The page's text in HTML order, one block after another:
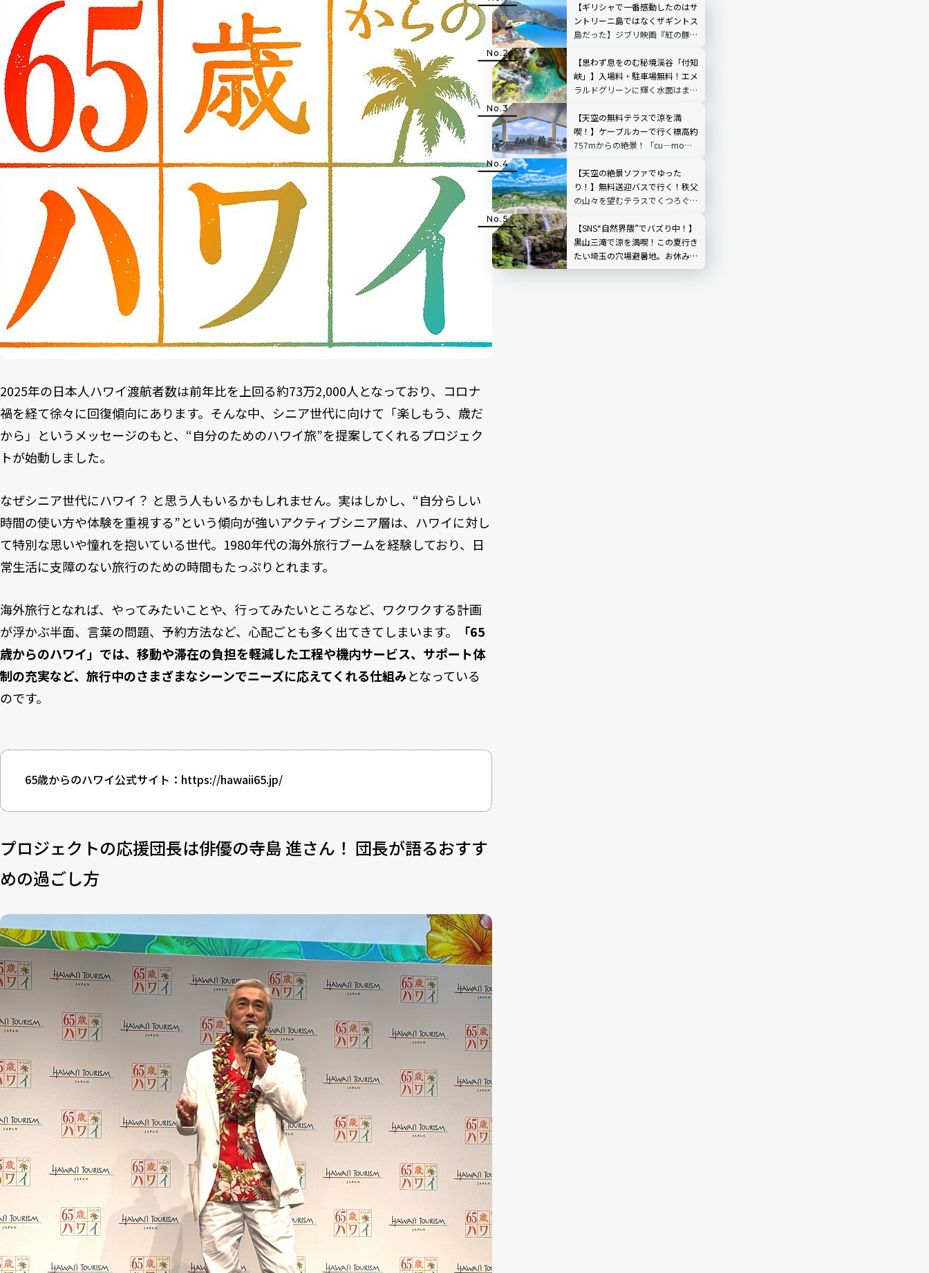
2025年の日本人ハワイ渡航者数は前年比を上回る約73万2,000人となっており、コロナ
禍を経て徐々に回復傾向にあります。そんな中、シニア世代に向けて「楽しもう、歳だ
から」というメッセージのもと、“自分のためのハワイ旅”を提案してくれるプロジェク
トが始動しました。
なぜシニア世代にハワイ？ と思う人もいるかもしれません。実はしかし、“自分らしい
時間の使い方や体験を重視する”という傾向が強いアクティブシニア層は、ハワイに対し
て特別な思いや憧れを抱いている世代。1980年代の海外旅行ブームを経験しており、日
常生活に支障のない旅行のための時間もたっぷりとれます。
海外旅行となれば、やってみたいことや、行ってみたいところなど、ワクワクする計画
が浮かぶ半面、言葉の問題、予約方法など、心配ごとも多く出てきてしまいます。
「65
歳からのハワイ」では、移動や滞在の負担を軽減した工程や機内サービス、サポート体
制の充実など、旅行中のさまざまなシーンでニーズに応えてくれる仕組みとなっている
のです。
65歳からのハワイ公式サイト： https://hawaii65.jp/
プロジェクトの応援団長は俳優の寺島 進さん！ 団長が語るおすす
めの過ごし方
【ギリシャで一番感動したのはサ
ントリーニ島ではなくザギントス
島だった】ジブリ映画『紅の豚』
チ観光のベストの時間帯は？行き
方から持ち物まで完全ガイド
【思わず息をのむ秘境渓谷「付知
峡」】入場料・駐車場無料！エメ
ラルドグリーンに輝く水面はまる
【天空の無料テラスで涼を満
喫！】ケーブルカーで行く標高約
757mからの絶景！「cu―mo箱
【天空の絶景ソファでゆった
り！】無料送迎バスで行く！秩父
の山々を望むテラスでくつろぐ
レビュー｜埼玉県
【SNS“自然界隈”でバズり中！】
黒山三滝で涼を満喫！この夏行き
たい埼玉の穴場避暑地。お休み処
で味わう癒やしのひととき｜埼玉